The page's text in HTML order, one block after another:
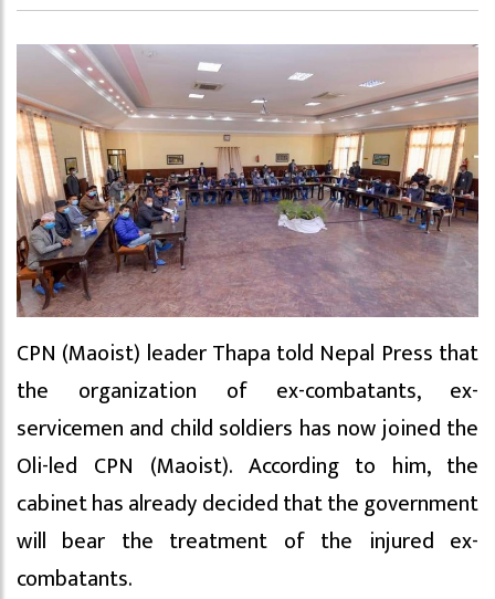
CPN (Maoist) leader Thapa told Nepal Press that
the organization of ex-combatants, ex-
servicemen and child soldiers has now joined the
Oli-led CPN (Maoist). According to him, the
cabinet has already decided that the government
will bear the treatment of the injured ex-
combatants.